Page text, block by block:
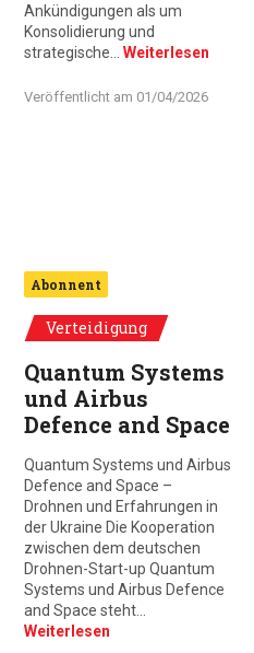
Ankündigungen als um
Konsolidierung und
strategische… Weiterlesen
Veröffentlicht am 01/04/2026
Abonnent
Verteidigung
Quantum Systems
und Airbus
Defence and Space
Quantum Systems und Airbus
Defence and Space –
Drohnen und Erfahrungen in
der Ukraine Die Kooperation
zwischen dem deutschen
Drohnen-Start-up Quantum
Systems und Airbus Defence
and Space steht…
Weiterlesen